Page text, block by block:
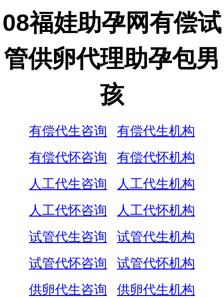
08福娃助孕网有偿试
管供卵代理助孕包男
孩
有偿代生咨询
有偿代生机构
有偿代怀咨询
有偿代怀机构
人工代生咨询
人工代生机构
人工代怀咨询
人工代怀机构
试管代生咨询
试管代生机构
试管代怀咨询
试管代怀机构
供卵代生咨询
供卵代生机构